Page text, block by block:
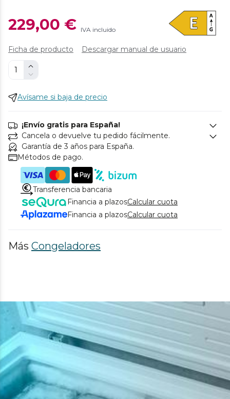
229,00 € IVA incluido
Ficha de producto Descargar manual de usuario
Avísame si baja de precio
¡Envío gratis para España!
Cancela o devuelve tu pedido fácilmente.
Garantía de 3 años para España.
Métodos de pago.
Transferencia bancaria
Financia a plazosCalcular cuota
Financia a plazosCalcular cuota
Más Congeladores